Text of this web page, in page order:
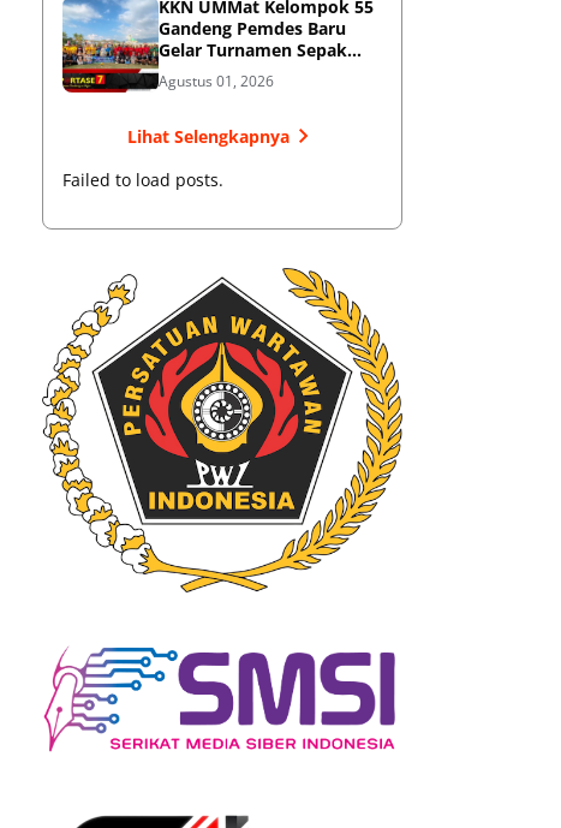
KKN UMMat Kelompok 55
Gandeng Pemdes Baru
Gelar Turnamen Sepak
Bola
Agustus 01, 2026
Lihat Selengkapnya
Failed to load posts.